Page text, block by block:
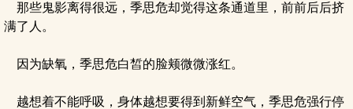
那些鬼影离得很远，季思危却觉得这条通道里，前前后后挤
满了人。
因为缺氧，季思危白皙的脸颊微微涨红。
越想着不能呼吸，身体越想要得到新鲜空气，季思危强行停